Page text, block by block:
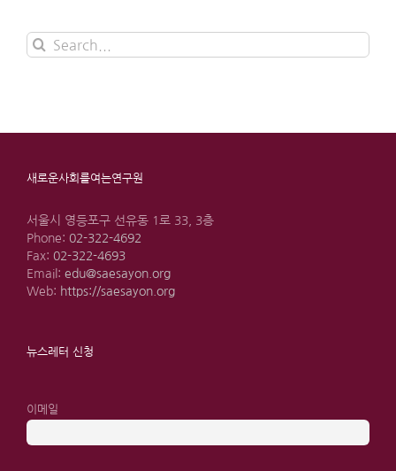
Search
for:
새로운사회를여는연구원
서울시 영등포구 선유동 1로 33, 3층
Phone: 02-322-4692
Fax: 02-322-4693
Email: edu@saesayon.org
Web: https://saesayon.org
뉴스레터 신청
이메일